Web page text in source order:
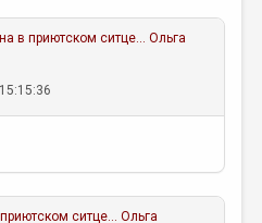
в приютском ситце... Ольга
ситце... Ольга